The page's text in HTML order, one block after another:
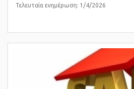
Τελευταία ενημέρωση: 1/4/2026